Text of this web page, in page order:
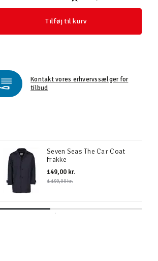
Tilføj til kurv
Kontakt vores erhvervssælger for
tilbud
Seven Seas The Car Coat
frakke
149,00 kr.
1.199,00 kr.